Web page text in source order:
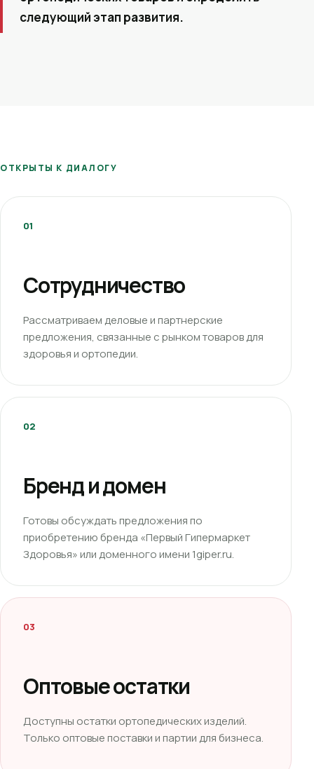
следующий этап развития.
ОТКРЫТЫ К ДИАЛОГУ
01
Сотрудничество
Рассматриваем деловые и партнерские
предложения, связанные с рынком товаров для
здоровья и ортопедии.
02
Бренд и домен
Готовы обсуждать предложения по
приобретению бренда «Первый Гипермаркет
Здоровья» или доменного имени 1giper.ru.
03
Оптовые остатки
Доступны остатки ортопедических изделий.
Только оптовые поставки и партии для бизнеса.